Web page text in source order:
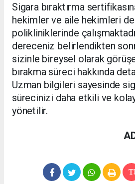
Sigara bıraktırma
hekimler ve aile hekimleri de
polikliniklerinde
dereceniz belirlendikten
sizinle bireysel olarak
bırakma süreci hakkında
Uzman bilgileri sayesinde
sürecinizi daha etkili ve
yönetilir.